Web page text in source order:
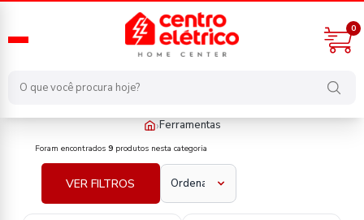
0
›Ferramentas
FerramentasForam encontrados 9 produtos nesta categoria
VER FILTROS